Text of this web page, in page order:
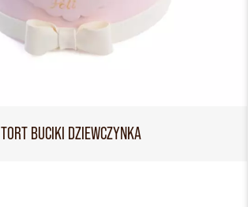
TORT BUCIKI DZIEWCZYNKA